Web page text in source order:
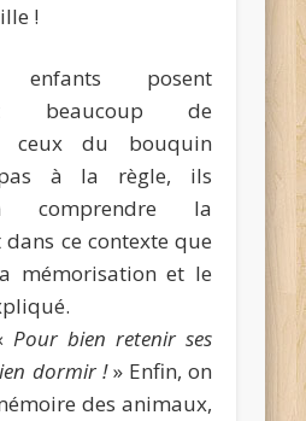
!
posent
beaucoup de
ceux du bouquin
pas à la règle, ils
comprendre la
dans ce contexte que
mémorisation et le
Pour bien retenir ses
dormir !» Enfin, on
des animaux,